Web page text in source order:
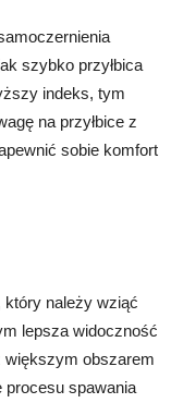
szybko przyłbica
indeks, tym
na przyłbice z
sobie komfort
należy wziąć
lepsza widoczność
większym obszarem
procesu spawania